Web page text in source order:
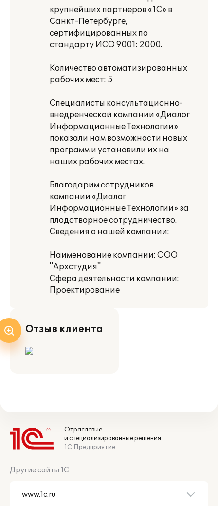
крупнейших партнеров «1С» в
Санкт-Петербурге,
сертифицированных по
стандарту ИСО 9001: 2000.
Количество автоматизированных
рабочих мест: 5
Специалисты консультационно-
внедренческой компании «Диалог
Информационные Технологии»
показали нам возможности новых
программ и установили их на
наших рабочих местах.
Благодарим сотрудников
компании «Диалог
Информационные Технологии» за
плодотворное сотрудничество.
Сведения о нашей компании:
Наименование компании: ООО
"Архстудия"
Сфера деятельности компании:
Проектирование
Отзыв клиента
Отраслевые
и специализированные решения
1С:Предприятие
Другие сайты 1С